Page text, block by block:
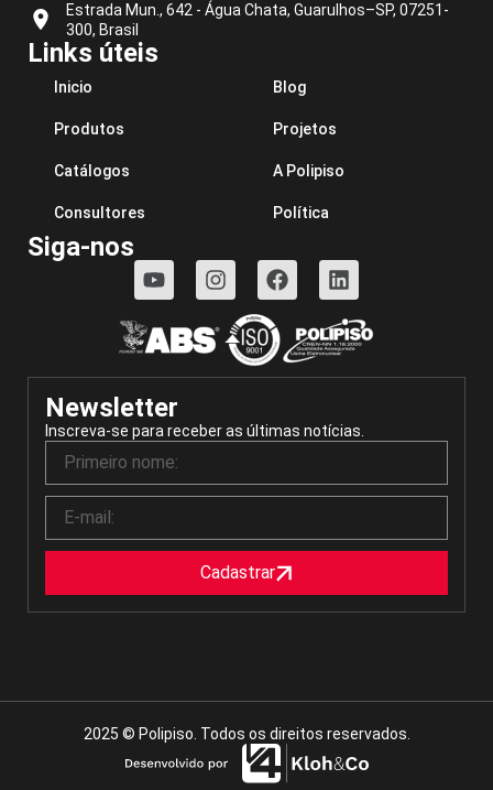
Estrada Mun., 642 - Água Chata, Guarulhos–SP, 07251-
300, Brasil
Links úteis
Inicio
Produtos
Catálogos
Consultores
Blog
Projetos
A Polipiso
Política
Siga-nos
Newsletter
Inscreva-se para receber as últimas notícias.
Cadastrar
2025 © Polipiso. Todos os direitos reservados.